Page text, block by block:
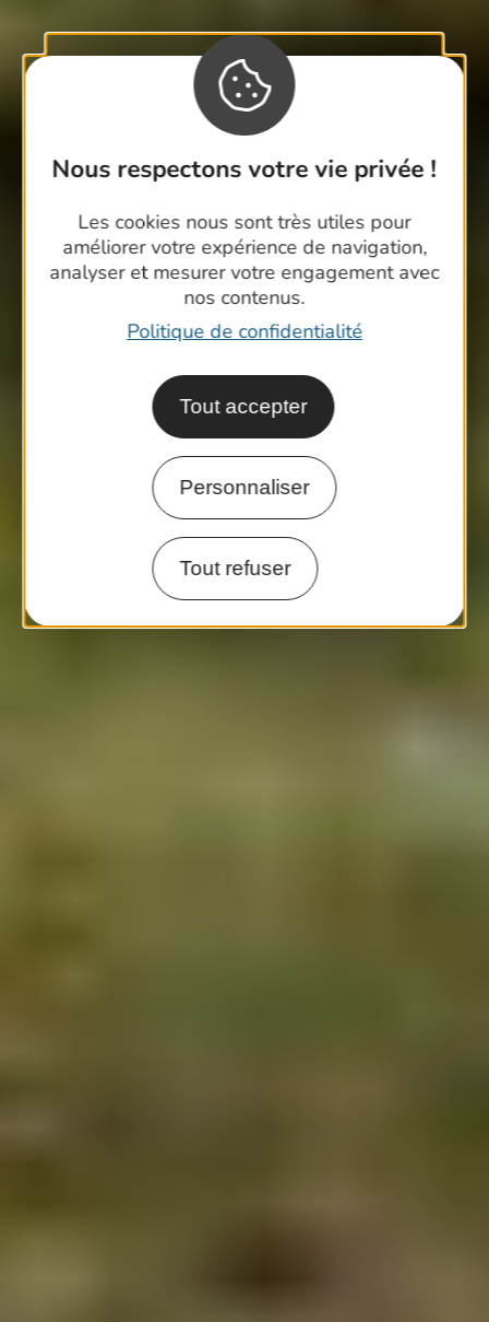
Nous respectons votre vie privée !
Les cookies nous sont très utiles pour
améliorer votre expérience de navigation,
analyser et mesurer votre engagement avec
nos contenus.
Politique de confidentialité
Tout accepter
Personnaliser
Tout refuser